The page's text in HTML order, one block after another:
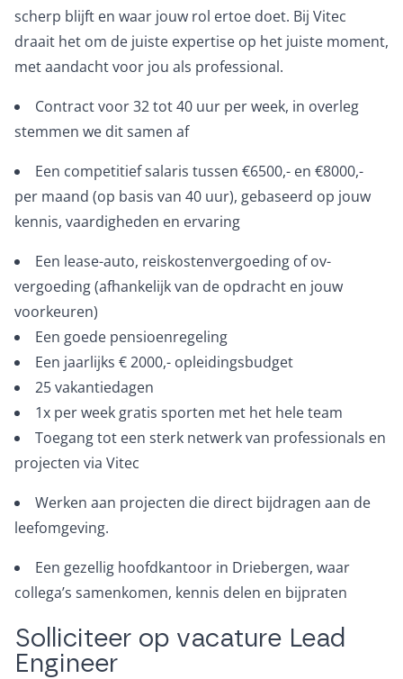
scherp blijft en waar jouw rol ertoe doet. Bij Vitec
draait het om de juiste expertise op het juiste moment,
met aandacht voor jou als professional.
Contract voor 32 tot 40 uur per week, in overleg
stemmen we dit samen af
Een competitief salaris tussen €6500,- en €8000,-
per maand (op basis van 40 uur), gebaseerd op jouw
kennis, vaardigheden en ervaring
Een lease-auto, reiskostenvergoeding of ov-
vergoeding (afhankelijk van de opdracht en jouw
voorkeuren)
Een goede pensioenregeling
Een jaarlijks € 2000,- opleidingsbudget
25 vakantiedagen
1x per week gratis sporten met het hele team
Toegang tot een sterk netwerk van professionals en
projecten via Vitec
Werken aan projecten die direct bijdragen aan de
leefomgeving.
Een gezellig hoofdkantoor in Driebergen, waar
collega’s samenkomen, kennis delen en bijpraten
Solliciteer op vacature Lead
Engineer